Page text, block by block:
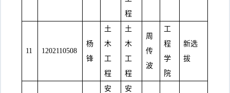
程
11 1202110508
杨
锋
土
木
工
程
土
木
工
程
周
传
波
工
程
学
院
新选
拔
安
安